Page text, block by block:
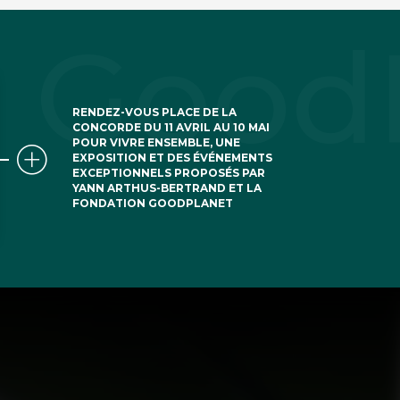
RENDEZ-VOUS PLACE DE LA
CONCORDE DU 11 AVRIL AU 10 MAI
POUR VIVRE ENSEMBLE, UNE
EXPOSITION ET DES ÉVÉNEMENTS
EXCEPTIONNELS PROPOSÉS PAR
YANN ARTHUS-BERTRAND ET LA
FONDATION GOODPLANET